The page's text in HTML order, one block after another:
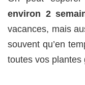
environ 2
vacances, mais
souvent qu’en
toutes vos plantes